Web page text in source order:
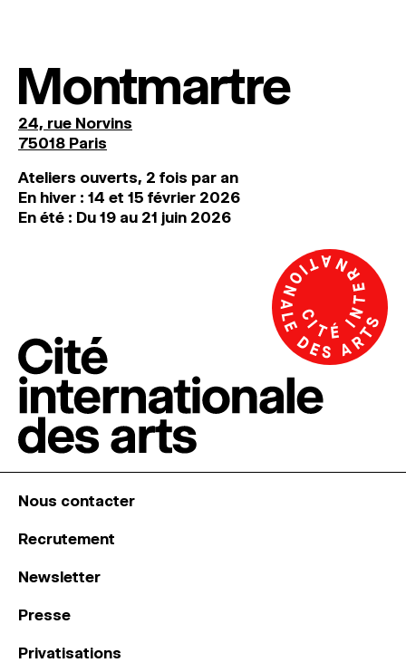
Montmartre
24, rue Norvins
75018 Paris
Ateliers ouverts, 2 fois par an
En hiver : 14 et 15 février 2026
En été : Du 19 au 21 juin 2026
Nous contacter
Recrutement
Newsletter
Presse
Privatisations